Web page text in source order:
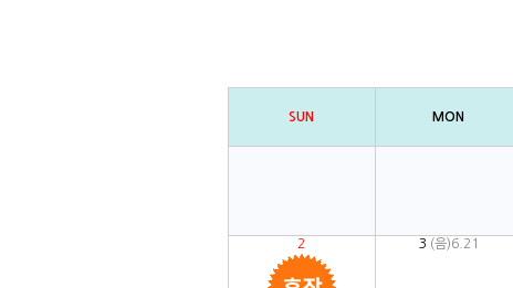
SUN MON
2 3 (음)6.21